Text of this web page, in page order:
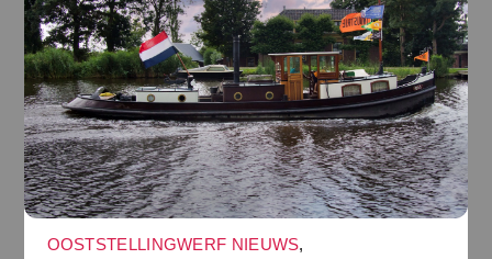
OOSTSTELLINGWERF NIEUWS,